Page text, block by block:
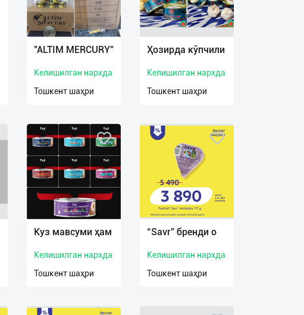
"ALTIM MERCURY"
Келишилган нархда
Тошкент шаҳри
Ҳозирда кўпчили
Келишилган нархда
Тошкент шаҳри
Куз мавсуми ҳам
Келишилган нархда
Тошкент шаҳри
“Savr” бренди о
Келишилган нархда
Тошкент шаҳри